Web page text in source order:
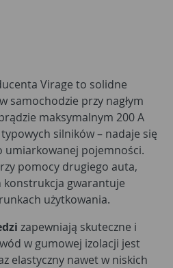
Virage to solidne
samochodzie przy nagłym
maksymalnym 200 A
silników – nadaje się
umiarkowanej pojemności.
pomocy drugiego auta,
konstrukcja gwarantuje
użytkowania.
zapewniają skuteczne i
w gumowej izolacji jest
elastyczny nawet w niskich